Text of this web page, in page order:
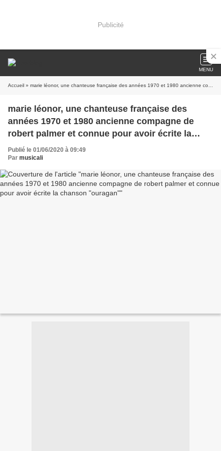
Publicité
MENU
Accueil » marie léonor, une chanteuse française des années 1970 et 1980 ancienne compagne de robert palmer et connue pour avoir écrite la chanson "ouragan"
marie léonor, une chanteuse française des
années 1970 et 1980 ancienne compagne de
robert palmer et connue pour avoir écrite la
chanson "ouragan"
Publié le 01/06/2020 à 09:49
Par musicali